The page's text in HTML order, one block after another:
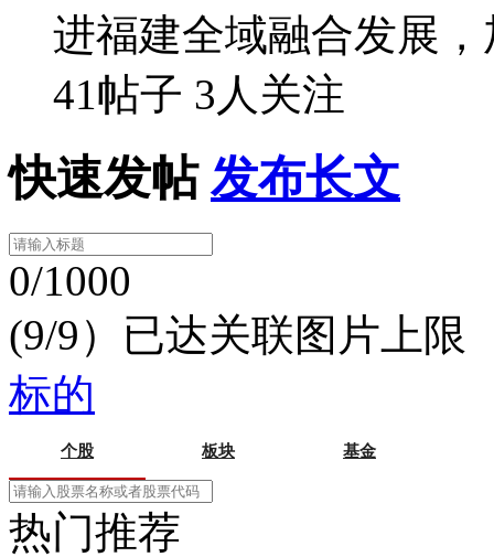
进福建全域融合发展
41帖子 3人关注
快速发帖 发布长文
0/1000
(9/9）已达关联图片上限
标的
个股 板块 基金
热门推荐